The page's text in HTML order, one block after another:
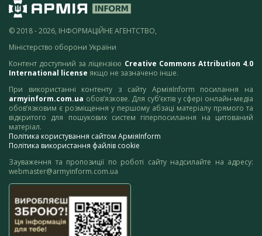
© 2018 - 2026, ІНФОРМАЦІЙНЕ АГЕНТСТВО,
Міністерство оборони України
Контент доступний за ліцензією Creative Commons Attribution 4.0
International license якщо не зазначено інше.
При використанні контенту з сайту АрміяInform посилання на
armyinform.com.ua обов’язкове. Для суб’єктів у сфері онлайн-медіа
обов’язковим є розміщення у першому абзаці матеріалу прямого та
відкритого для пошукових систем гіперпосилання на цитований
матеріал.
Політика користування сайтом АрміяInform
Політика використання файлів cookie
Зауваження та пропозиції по роботі сайту надсилайте на адресу:
webmaster@armyinform.com.ua